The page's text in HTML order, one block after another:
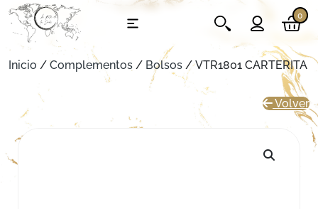
0
Inicio / Complementos / Bolsos / VTR1801 CARTERITA
Volver